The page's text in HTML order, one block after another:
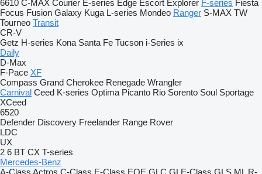
6610 C-MAX Courier E-series Edge Escort Explorer F-series Fiesta
Focus Fusion Galaxy Kuga L-series Mondeo Ranger S-MAX TW
Tourneo Transit
CR-V
Getz H-series Kona Santa Fe Tucson i-Series ix
Daily
D-Max
F-Pace XF
Compass Grand Cherokee Renegade Wrangler
Carnival Ceed K-series Optima Picanto Rio Sorento Soul Sportage
XCeed
6520
Defender Discovery Freelander Range Rover
LDC
UX
2 6 BT CX T-series
Mercedes-Benz
A-Class Actros C-Class E-Class EQE GLC GLE-Class GLS ML R-